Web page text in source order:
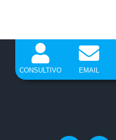
CONSULTIVO EMAIL